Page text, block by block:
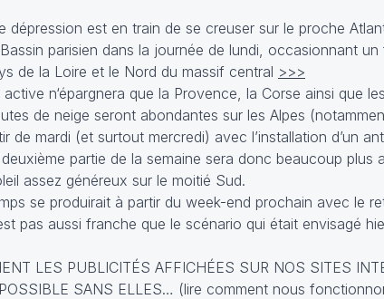
est en train de se creuser sur le proche
parisien dans la journée de lundi, occasionnant
de la Loire et le Nord du massif central >>>
n‘épargnera que la Provence, la Corse ainsi que
de neige seront abondantes sur les Alpes
de mardi (et surtout mercredi) avec l’installation d’un
partie de la semaine sera donc beaucoup plus
assez généreux sur le moitié Sud.
se produirait à partir du week-end prochain avec le
pas aussi franche que le scénario qui était envisagé
LES PUBLICITÉS AFFICHÉES SUR NOS SITES
SANS ELLES… (lire comment nous